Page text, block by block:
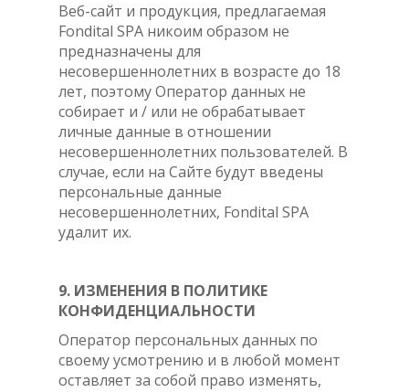
Веб-сайт и продукция, предлагаемая
Fondital SPA никоим образом не
предназначены для
несовершеннолетних в возрасте до 18
лет, поэтому Оператор данных не
собирает и / или не обрабатывает
личные данные в отношении
несовершеннолетних пользователей. В
случае, если на Сайте будут введены
персональные данные
несовершеннолетних, Fondital SPA
удалит их.
9. ИЗМЕНЕНИЯ В ПОЛИТИКЕ
КОНФИДЕНЦИАЛЬНОСТИ
Оператор персональных данных по
своему усмотрению и в любой момент
оставляет за собой право изменять,